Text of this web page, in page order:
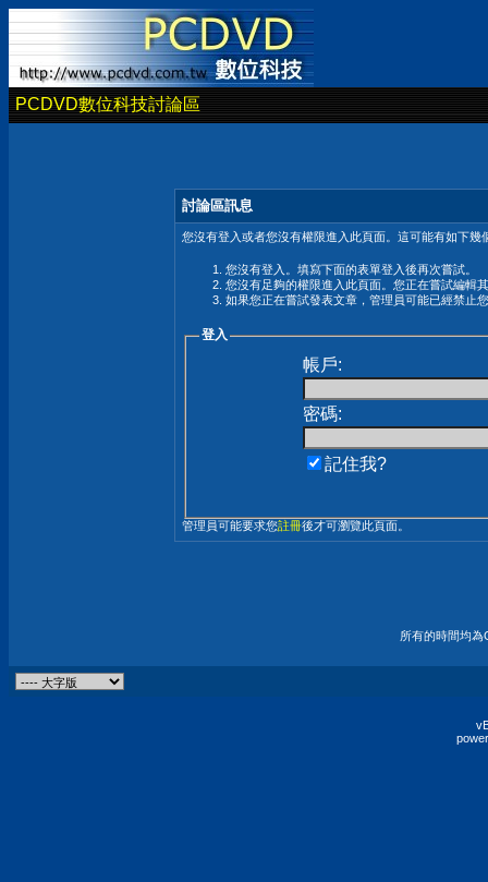
PCDVD數位科技討論區
討論區訊息
您沒有登入或者您沒有權限進入此頁面。這可能有如下幾
您沒有登入。填寫下面的表單登入後再次嘗試。
您沒有足夠的權限進入此頁面。您正在嘗試編輯
如果您正在嘗試發表文章，管理員可能已經禁止
登入
帳戶:
密碼:
記住我?
管理員可能要求您註冊後才可瀏覽此頁面。
所有的時間均為